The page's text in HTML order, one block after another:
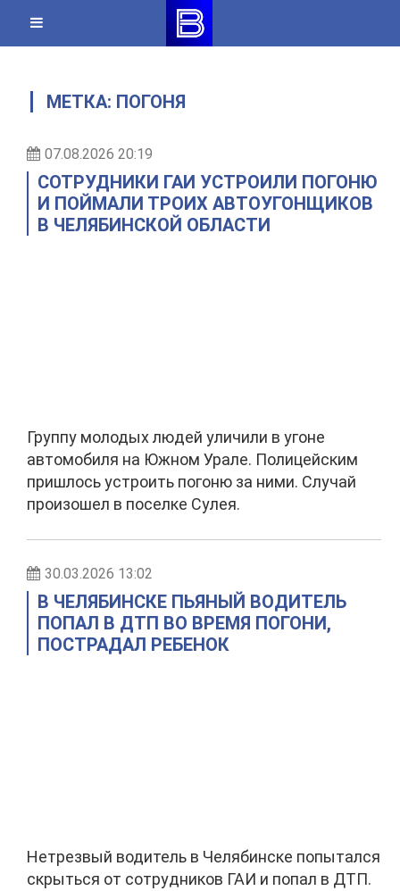
content
МЕТКА: ПОГОНЯ
07.08.2026 20:19
СОТРУДНИКИ ГАИ УСТРОИЛИ ПОГОНЮ
И ПОЙМАЛИ ТРОИХ АВТОУГОНЩИКОВ
В ЧЕЛЯБИНСКОЙ ОБЛАСТИ
Группу молодых людей уличили в угоне
автомобиля на Южном Урале. Полицейским
пришлось устроить погоню за ними. Случай
произошел в поселке Сулея.
30.03.2026 13:02
В ЧЕЛЯБИНСКЕ ПЬЯНЫЙ ВОДИТЕЛЬ
ПОПАЛ В ДТП ВО ВРЕМЯ ПОГОНИ,
ПОСТРАДАЛ РЕБЕНОК
Нетрезвый водитель в Челябинске попытался
скрыться от сотрудников ГАИ и попал в ДТП.